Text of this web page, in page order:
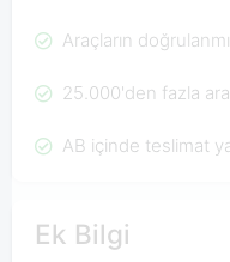
Araçların
25.000'den fazla
AB içinde teslimat
Ek Bilgi